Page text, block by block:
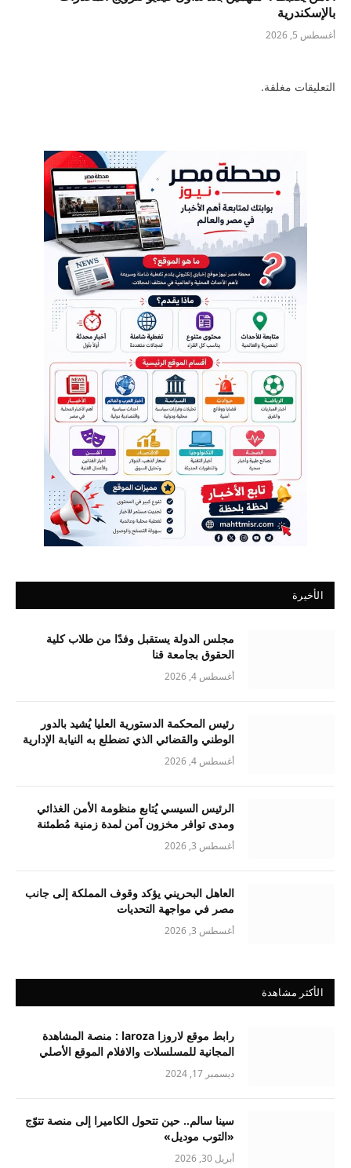
بالإسكندرية
أغسطس 5, 2026
التعليقات مغلقة.
الأخيرة
مجلس الدولة يستقبل وفدًا من طلاب كلية
الحقوق بجامعة قنا
أغسطس 4, 2026
رئيس المحكمة الدستورية العليا يُشيد بالدور
الوطني والقضائي الذي تضطلع به النيابة الإدارية
أغسطس 4, 2026
الرئيس السيسي يُتابع منظومة الأمن الغذائي
ومدى توافر مخزون آمن لمدة زمنية مُطمئنة
أغسطس 3, 2026
العاهل البحريني يؤكد وقوف المملكة إلى جانب
مصر في مواجهة التحديات
أغسطس 3, 2026
الأكثر مشاهدة
رابط موقع لاروزا laroza : منصة المشاهدة
المجانية للمسلسلات والافلام الموقع الأصلي
ديسمبر 17, 2024
سينا سالم.. حين تتحول الكاميرا إلى منصة تتوّج
«التوب موديل»
أبريل 30, 2026